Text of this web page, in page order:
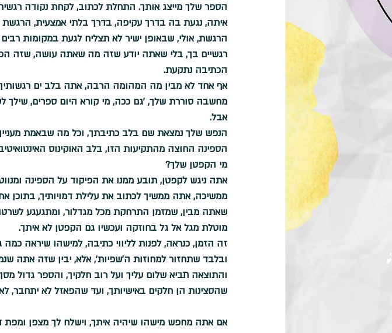
הספר שלך מייצג אותך. התחלת לכתוב, לקחת נקודה
איתה, נגעת בה בדרך עקיפה, בדרך בלתי אמצעית,
הרגשת, אולי, שבאופן ישיר לא תצליח לגעת במקומות
רגשיים בך, בלי שאתה יודע שזה מה שאתה עושה, שזה
הכתיבה נתקעת.
אף אחד לא מבין מה המהומה הרבה, אתה בלב ים
מחשבה סוררת שלך, 'גם ככה, מי קורא היום ספרים, שילך
אבל.
הנפש שלך נמצאת שם בלב כתיבתך, וכל מה שבאמת
הספינה החוצה מהתקיעות הזו, בלב האוקינוס
מי הקפטן שלך?
אתה ניגש לקפטן, תובע ממנו את הפיקוד על הספינה
ממשיכה, אתה ממשיך לכתוב את עלילת דמויותיך, בתוכן
שאתה מבין, שמזמן התרחקת מכל מגדלור, ומתגעגע
מוטלת מגל אל גל בחוזקה ועכשיו גם הקפטן לא איתך.
זה הזמן, כנראה, לפנות לליווי כתיבה, למישהו שיראה
ובלבד שתחזור למחוזות ה'שפיות', אלא, יבין שזה אתה
והתוצאה תביא שלום עליך ועל רוב חלקיך, והספר גדול
שהסצינות הן חלקים באישיותך, ועד שהפאזל לא יתחבר,
אם אתה מחפש מישהו שיהיה איתך, וישלח לך מצפן ומפת